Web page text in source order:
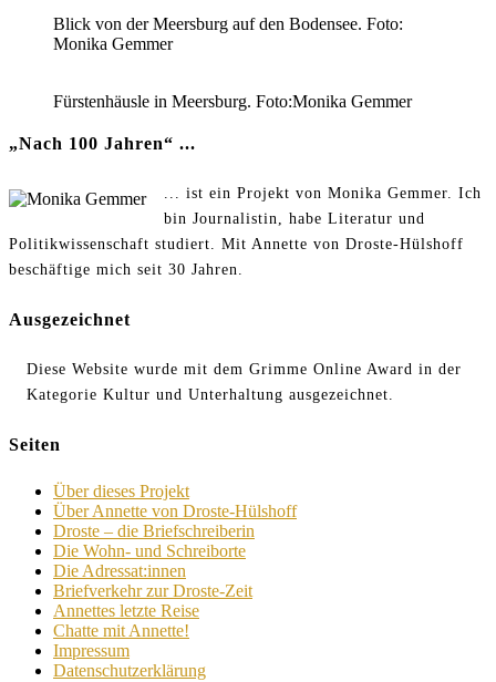
Blick von der Meersburg auf den Bodensee. Foto:
Monika Gemmer
Fürstenhäusle in Meersburg. Foto:Monika Gemmer
„Nach 100 Jahren“ ...
... ist ein Projekt von Monika Gemmer. Ich
bin Journalistin, habe Literatur und
Politikwissenschaft studiert. Mit Annette von Droste-Hülshoff
beschäftige mich seit 30 Jahren.
Ausgezeichnet
Diese Website wurde mit dem Grimme Online Award in der
Kategorie Kultur und Unterhaltung ausgezeichnet.
Seiten
Über dieses Projekt
Über Annette von Droste-Hülshoff
Droste – die Briefschreiberin
Die Wohn- und Schreiborte
Die Adressat:innen
Briefverkehr zur Droste-Zeit
Annettes letzte Reise
Chatte mit Annette!
Impressum
Datenschutzerklärung